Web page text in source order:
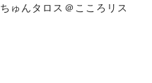
ちゅんタロス＠こころリス